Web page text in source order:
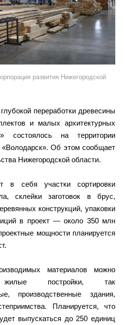
развития Нижегородской
переработки древесины
и малых архитектурных
на территории
«Володарск». Об этом сообщает
Нижегородской области.
в себя участки сортировки
склейки заготовок в брус,
конструкций, упаковки
в проект — около 350 млн
мощности планируется
материалов можно
постройки, так
производственные здания,
Планируется, что
выпускаться до 250 единиц